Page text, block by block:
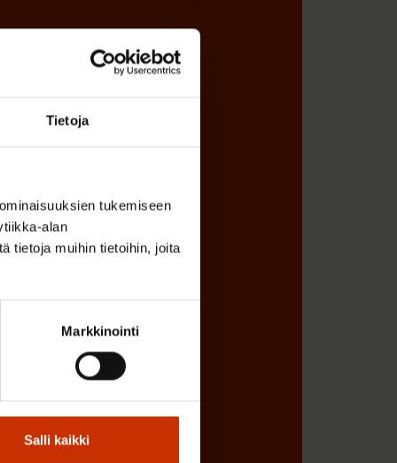
Tietoja
tukemiseen
alan
tietoja muihin tietoihin, joita
Markkinointi
Salli kaikki